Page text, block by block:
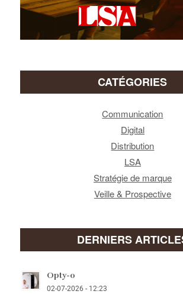
CATÉGORIES
Communication
Digital
Distribution
LSA
Stratégie de marque
Veille & Prospective
DERNIERS
Opty-o
02-07-2026 - 12:23